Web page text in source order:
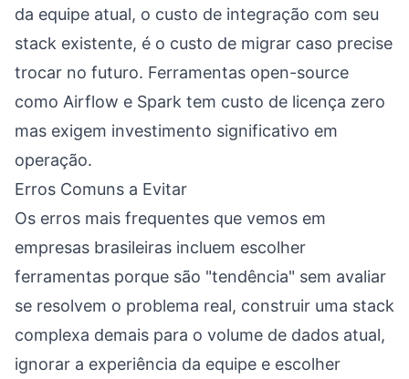
da equipe atual, o custo de integração com seu
stack existente, é o custo de migrar caso precise
trocar no futuro. Ferramentas open-source
como Airflow e Spark tem custo de licença zero
mas exigem investimento significativo em
operação.
Erros Comuns a Evitar
Os erros mais frequentes que vemos em
empresas brasileiras incluem escolher
ferramentas porque são "tendência" sem avaliar
se resolvem o problema real, construir uma stack
complexa demais para o volume de dados atual,
ignorar a experiência da equipe e escolher